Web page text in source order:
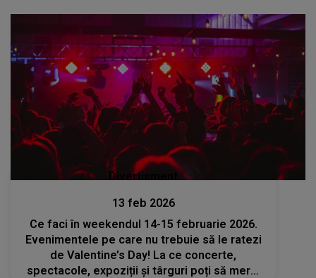
Divertisment
13 feb 2026
Ce faci în weekendul 14-15 februarie 2026.
Evenimentele pe care nu trebuie să le ratezi
de Valentine’s Day! La ce concerte,
spectacole, expoziții și târguri poți să mergi